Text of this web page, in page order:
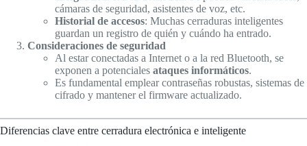
cámaras de seguridad, asistentes de voz, etc.
Historial de accesos: Muchas cerraduras inteligentes
guardan un registro de quién y cuándo ha entrado.
Consideraciones de seguridad
Al estar conectadas a Internet o a la red Bluetooth, se
exponen a potenciales ataques informáticos.
Es fundamental emplear contraseñas robustas, sistemas de
cifrado y mantener el firmware actualizado.
Diferencias clave entre cerradura electrónica e inteligente